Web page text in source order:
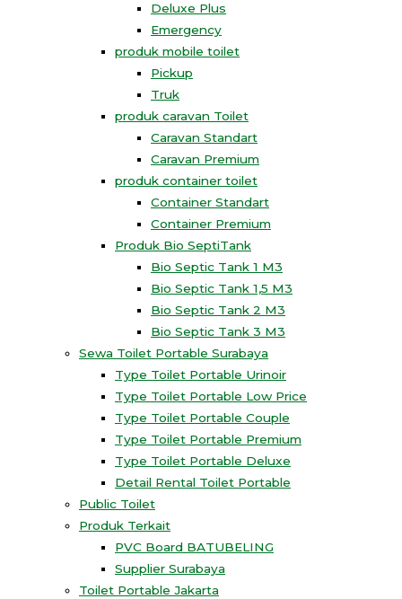
Deluxe Plus
Emergency
produk mobile toilet
Pickup
Truk
produk caravan Toilet
Caravan Standart
Caravan Premium
produk container toilet
Container Standart
Container Premium
Produk Bio SeptiTank
Bio Septic Tank 1 M3
Bio Septic Tank 1,5 M3
Bio Septic Tank 2 M3
Bio Septic Tank 3 M3
Sewa Toilet Portable Surabaya
Type Toilet Portable Urinoir
Type Toilet Portable Low Price
Type Toilet Portable Couple
Type Toilet Portable Premium
Type Toilet Portable Deluxe
Detail Rental Toilet Portable
Public Toilet
Produk Terkait
PVC Board BATUBELING
Supplier Surabaya
Toilet Portable Jakarta